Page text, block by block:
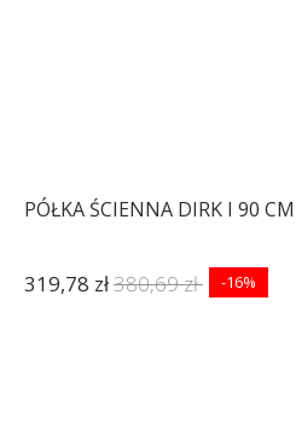
PÓŁKA ŚCIENNA DIRK I 90 CM
319,78 zł380,69 zł -16%